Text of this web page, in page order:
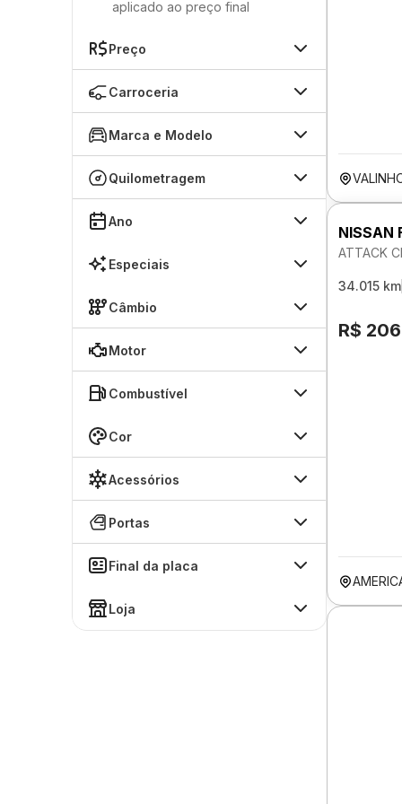
aplicado ao preço final
Preço
Carroceria
Marca e Modelo
Quilometragem
Ano
Especiais
Câmbio
Motor
Combustível
Cor
Acessórios
Portas
Final da placa
Loja
NISSAN
ATTACK
34.015 km
R$